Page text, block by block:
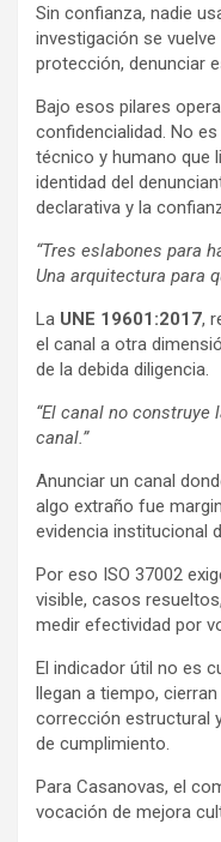
:
Sin confianza, nadie
investigación se
protección, denunciar
Bajo esos pilares
confidencialidad. No
técnico y humano que
identidad del
declarativa y la
“Tres eslabones para
Una arquitectura para
La UNE 19601:2017,
el canal a otra
de la debida diligencia.
“El canal no
canal.”
Anunciar un canal
algo extraño fue
evidencia institucional
Por eso ISO 37002
visible, casos
medir efectividad por
El indicador útil no es
llegan a tiempo,
corrección estructural
de cumplimiento.
Para Casanovas, el
vocación de mejora